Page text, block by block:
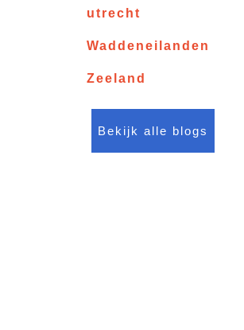
utrecht
Waddeneilanden
Zeeland
Bekijk alle blogs